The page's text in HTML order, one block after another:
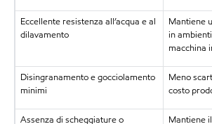
Eccellente resistenza all’acqua e al
dilavamento
Mantiene
in
macchina
Disingranamento e gocciolamento
minimi
Meno
costo
Assenza di scheggiature o Mantiene